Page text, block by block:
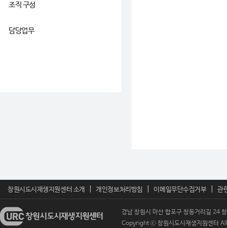
조직 구성
담당업무
창원시도시재생지원센터 소개 개인정보처리방침 이메일무단수집거부 관
경남 창원시 마산 합포구 창동거리길
Copyright ⓒ 창원시도시재생지원센터